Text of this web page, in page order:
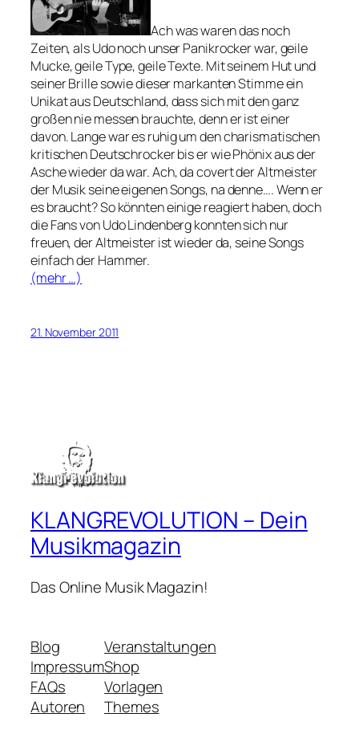
Ach was waren das noch
Zeiten, als Udo noch unser Panikrocker war, geile
Mucke, geile Type, geile Texte. Mit seinem Hut und
seiner Brille sowie dieser markanten Stimme ein
Unikat aus Deutschland, dass sich mit den ganz
großen nie messen brauchte, denn er ist einer
davon. Lange war es ruhig um den charismatischen
kritischen Deutschrocker bis er wie Phönix aus der
Asche wieder da war. Ach, da covert der Altmeister
der Musik seine eigenen Songs, na denne…. Wenn er
es braucht? So könnten einige reagiert haben, doch
die Fans von Udo Lindenberg konnten sich nur
freuen, der Altmeister ist wieder da, seine Songs
einfach der Hammer.
(mehr …)
21. November 2011
KLANGREVOLUTION – Dein
Musikmagazin
Das Online Musik Magazin!
Blog
Impressum
FAQs
Autoren
Veranstaltungen
Shop
Vorlagen
Themes